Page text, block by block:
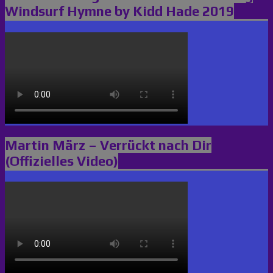
Windsurf Hymne by Kidd Hade 2019
Martin März – Verrückt nach Dir
(Offizielles Video)